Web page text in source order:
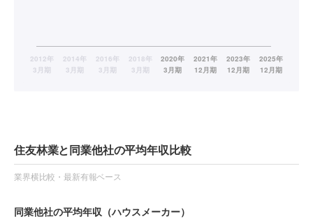
住友林業と同業他社の平均年収比較
業界横比較・最新有報ベース
同業他社の平均年収 （ハウスメーカー）